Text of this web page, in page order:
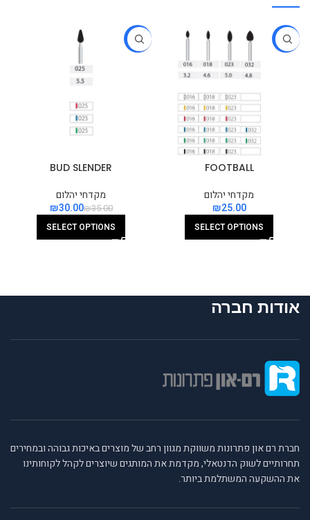
-44%
FOOTBALL
מקדחי יהלום
₪
SELECT OPTIONS
-14%
BUD SLENDER
מקדחי יהלום
₪35.00
₪30.00
SELECT OPTIONS
אודות חברה
חברת רם און פתרונות משווקת מגוון רחב של מוצרים באיכות גבוהה ובמחירים
תחרותיים לשוק הדנטאלי, מקדמת את המותגים שיוצרים לקהל לקוחותינו
את ההשקעה המשתלמת ביותר.